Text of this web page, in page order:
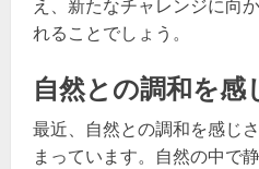
え、新たなチャレンジに向
れることでしょう。
自然との調和を
最近、自然との調和を感じ
まっています。自然の中で